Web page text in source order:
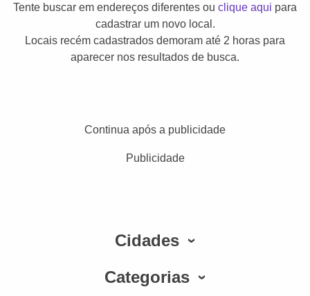
Tente buscar em endereços diferentes ou clique aqui para
cadastrar um novo local.
Locais recém cadastrados demoram até 2 horas para
aparecer nos resultados de busca.
Continua após a publicidade
Publicidade
Cidades
Categorias